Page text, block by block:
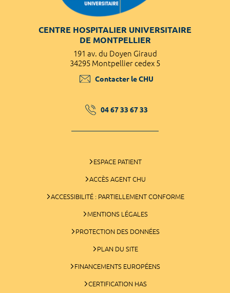
CENTRE HOSPITALIER UNIVERSITAIRE
DE MONTPELLIER
191 av. du Doyen Giraud
34295 Montpellier cedex 5
Contacter le CHU
04 67 33 67 33
ESPACE PATIENT
ACCÈS AGENT CHU
ACCESSIBILITÉ : PARTIELLEMENT CONFORME
MENTIONS LÉGALES
PROTECTION DES DONNÉES
PLAN DU SITE
FINANCEMENTS EUROPÉENS
CERTIFICATION HAS